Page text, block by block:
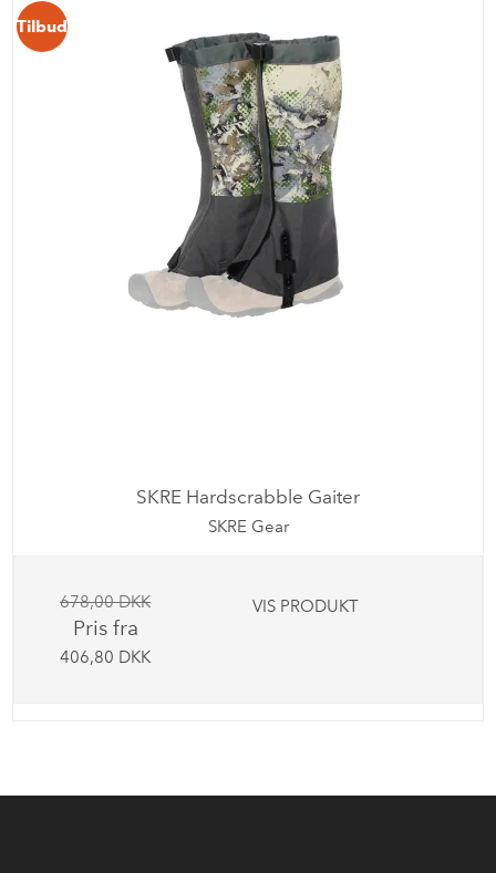
Tilbud
SKRE Hardscrabble Gaiter
SKRE Gear
678,00 DKK
Pris fra
406,80 DKK
VIS PRODUKT